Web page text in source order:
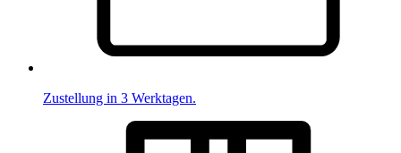
Zustellung in 3 Werktagen.